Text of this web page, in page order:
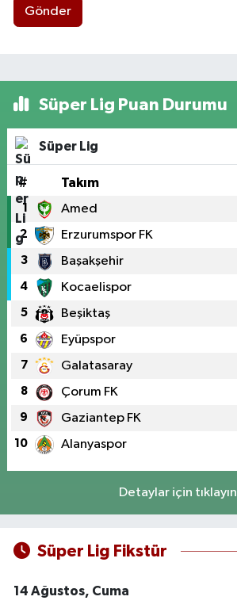
Gönder
Süper Lig Puan Durumu
Süper Lig
# Takım
1 Amed
2 Erzurumspor FK
3 Başakşehir
4 Kocaelispor
5 Beşiktaş
6 Eyüpspor
7 Galatasaray
8 Çorum FK
9 Gaziantep FK
10 Alanyaspor
Detaylar için tıklayın
Süper Lig Fikstür
14 Ağustos, Cuma